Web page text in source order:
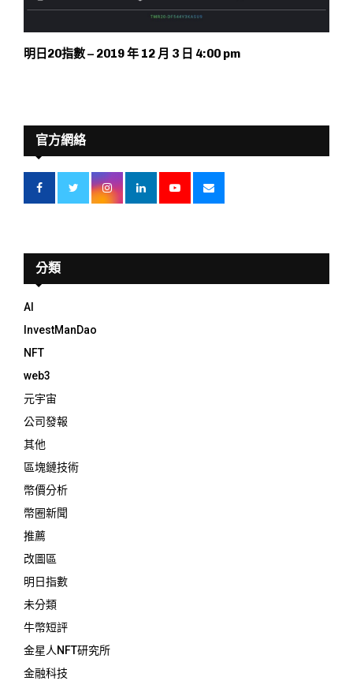
明日20指數 – 2019 年 12 月 3 日 4:00 pm
官方網絡
分類
AI
InvestManDao
NFT
web3
元宇宙
公司發報
其他
區塊鏈技術
幣價分析
幣圈新聞
推薦
改圖區
明日指數
未分類
牛幣短評
金星人NFT研究所
金融科技